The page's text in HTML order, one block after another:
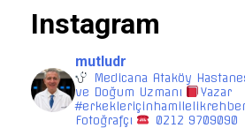
Instagram
mutludr
Medicana Ataköy
ve Doğum Uzmanı
Yazar
Fotoğrafçı
0212 9709090